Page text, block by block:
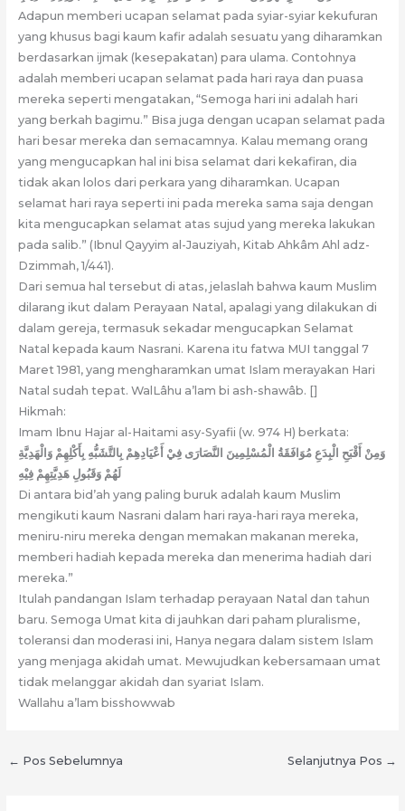
Adapun memberi ucapan selamat pada syiar-syiar kekufuran
yang khusus bagi kaum kafir adalah sesuatu yang diharamkan
berdasarkan ijmak (kesepakatan) para ulama. Contohnya
adalah memberi ucapan selamat pada hari raya dan puasa
mereka seperti mengatakan, “Semoga hari ini adalah hari
yang berkah bagimu.” Bisa juga dengan ucapan selamat pada
hari besar mereka dan semacamnya. Kalau memang orang
yang mengucapkan hal ini bisa selamat dari kekafiran, dia
tidak akan lolos dari perkara yang diharamkan. Ucapan
selamat hari raya seperti ini pada mereka sama saja dengan
kita mengucapkan selamat atas sujud yang mereka lakukan
pada salib.” (Ibnul Qayyim al-Jauziyah, Kitab Ahkâm Ahl adz-
Dzimmah, 1/441).
Dari semua hal tersebut di atas, jelaslah bahwa kaum Muslim
dilarang ikut dalam Perayaan Natal, apalagi yang dilakukan di
dalam gereja, termasuk sekadar mengucapkan Selamat
Natal kepada kaum Nasrani. Karena itu fatwa MUI tanggal 7
Maret 1981, yang mengharamkan umat Islam merayakan Hari
Natal sudah tepat. WalLâhu a’lam bi ash-shawâb. []
Hikmah:
Imam Ibnu Hajar al-Haitami asy-Syafii (w. 974 H) berkata:
وَمِنْ أَقْبَحِ الْبِدَعِ مُوَافَقَةُ الْمُسْلِمِينَ النَّصَارَى فِيْ أَعْيَادِهِمْ بِالتَّشَبُّهِ بِأَكْلِهِمْ وَالْهَدِيَّةِ
لَهُمْ وَقَبُولِ هَدِيَّتِهِمْ فِيْهِ
Di antara bid’ah yang paling buruk adalah kaum Muslim
mengikuti kaum Nasrani dalam hari raya-hari raya mereka,
meniru-niru mereka dengan memakan makanan mereka,
memberi hadiah kepada mereka dan menerima hadiah dari
mereka.”
Itulah pandangan Islam terhadap perayaan Natal dan tahun
baru. Semoga Umat kita di jauhkan dari paham pluralisme,
toleransi dan moderasi ini, Hanya negara dalam sistem Islam
yang menjaga akidah umat. Mewujudkan kebersamaan umat
tidak melanggar akidah dan syariat Islam.
Wallahu a’lam bisshowwab
← Pos Sebelumnya Selanjutnya Pos →